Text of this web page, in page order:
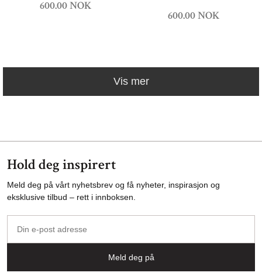
600.00 NOK
600.00 NOK
Vis mer
Hold deg inspirert
Meld deg på vårt nyhetsbrev og få nyheter, inspirasjon og
eksklusive tilbud – rett i innboksen.
post
Meld deg på